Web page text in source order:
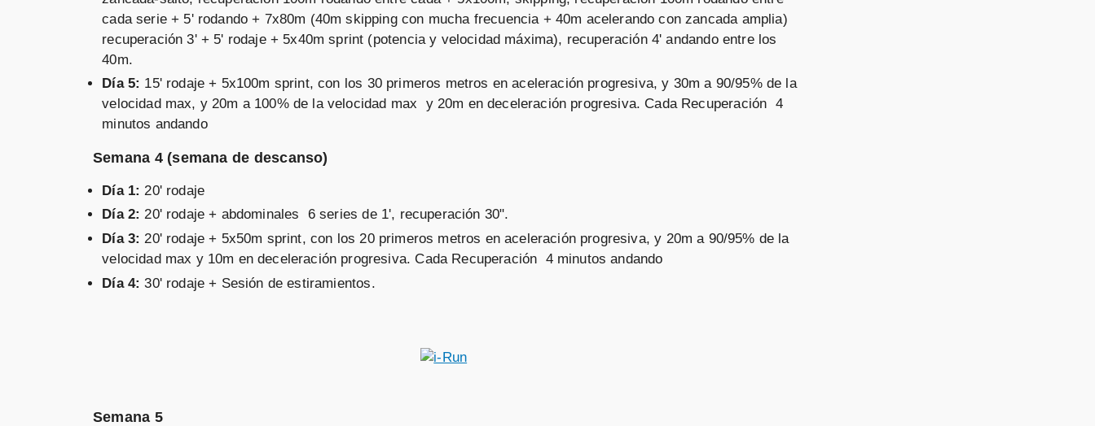
cada serie + 5' rodando + 7x80m (40m skipping con mucha frecuencia + 40m acelerando con zancada amplia)
recuperación 3' + 5' rodaje + 5x40m sprint (potencia y velocidad máxima), recuperación 4' andando entre los
40m.
Día 5: 15' rodaje + 5x100m sprint, con los 30 primeros metros en aceleración progresiva, y 30m a 90/95% de la
velocidad max, y 20m a 100% de la velocidad max y 20m en deceleración progresiva. Cada Recuperación 4
minutos andando
Semana 4 (semana de descanso)
Día 1: 20' rodaje
Día 2:20' rodaje + abdominales 6 series de 1', recuperación 30".
Día 3:20' rodaje + 5x50m sprint, con los 20 primeros metros en aceleración progresiva, y 20m a 90/95% de la
velocidad max y 10m en deceleración progresiva. Cada Recuperación 4 minutos andando
Día 4:30' rodaje + Sesión de estiramientos.
Semana 5